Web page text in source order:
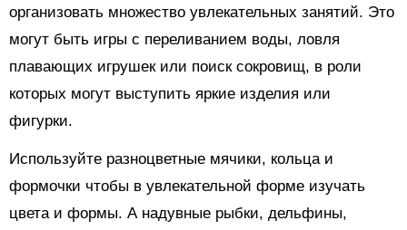
организовать множество увлекательных занятий. Это
могут быть игры с переливанием воды, ловля
плавающих игрушек или поиск сокровищ, в роли
которых могут выступить яркие изделия или
фигурки.
Используйте разноцветные мячики, кольца и
формочки чтобы в увлекательной форме изучать
цвета и формы. А надувные рыбки, дельфины,